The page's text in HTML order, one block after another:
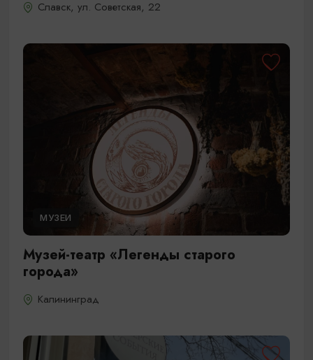
Славск, ул. Советская, 22
МУЗЕИ
Музей-театр «Легенды старого
города»
Калининград